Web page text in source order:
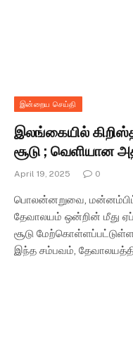
இன்றைய செய்தி
இலங்கையில்
சூடு ; வெளியான
April 19, 2025 0
பொலன்னறுவை,
தேவாலயம் ஒன்றின் மீது
சூடு
இந்த சம்பவம்,